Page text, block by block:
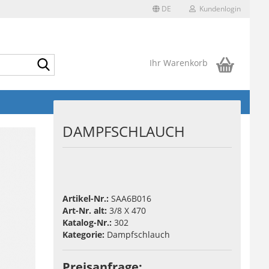
DE Kundenlogin
Ihr Warenkorb
DAMPFSCHLAUCH
Artikel-Nr.: SAA6B016
Art-Nr. alt: 3/8 X 470
Katalog-Nr.: 302
Kategorie: Dampfschlauch